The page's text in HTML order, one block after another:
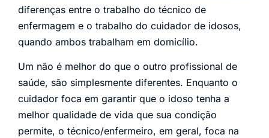
diferenças entre o trabalho do técnico de
enfermagem e o trabalho do cuidador de idosos,
quando ambos trabalham em domicílio.
Um não é melhor do que o outro profissional de
saúde, são simplesmente diferentes. Enquanto o
cuidador foca em garantir que o idoso tenha a
melhor qualidade de vida que sua condição
permite, o técnico/enfermeiro, em geral, foca na